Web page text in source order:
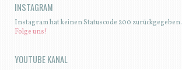
INSTAGRAM
Instagram hat keinen Statuscode 200 zurückgegeben.
Folge uns!
YOUTUBE KANAL